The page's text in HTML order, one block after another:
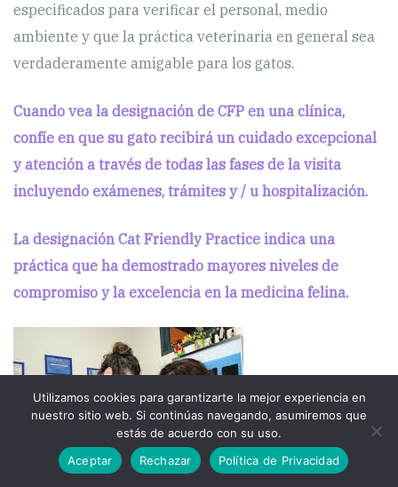
especificados para verificar el personal, medio
ambiente y que la práctica veterinaria en general sea
verdaderamente amigable para los gatos.
Cuando vea la designación de CFP en una clínica,
confíe en que su gato recibirá un cuidado excepcional
y atención a través de todas las fases de la visita
incluyendo exámenes, trámites y / u hospitalización.
La designación Cat Friendly Practice indica una
práctica que ha demostrado mayores niveles de
compromiso y la excelencia en la medicina felina.
Utilizamos cookies para garantizarte la mejor experiencia en
nuestro sitio web. Si continúas navegando, asumiremos que
estás de acuerdo con su uso.
Aceptar
Rechazar Política de Privacidad